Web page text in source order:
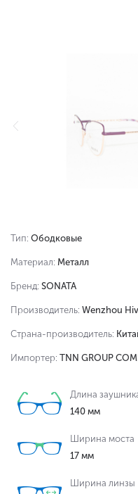
Тип: Ободковые
Материал: Металл
Бренд: SONATA
Производитель: Wenzhou
Страна-производитель:
Импортер: TNN GROUP
Длина
140 мм
Ширина моста
17 мм
Ширина линзы